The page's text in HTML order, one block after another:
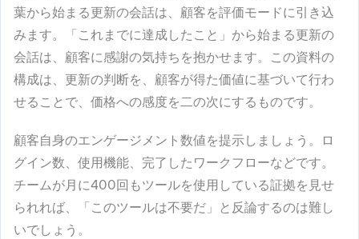
葉から始まる更新の会話は、顧客を評価モードに引き込
みます。「これまでに達成したこと」から始まる更新の
会話は、顧客に感謝の気持ちを抱かせます。この資料の
構成は、更新の判断を、顧客が得た価値に基づいて行わ
せることで、価格への感度を二の次にするものです。
顧客自身のエンゲージメント数値を提示しましょう。ロ
グイン数、使用機能、完了したワークフローなどです。
チームが月に400回もツールを使用している証拠を見せ
られれば、「このツールは不要だ」と反論するのは難し
いでしょう。